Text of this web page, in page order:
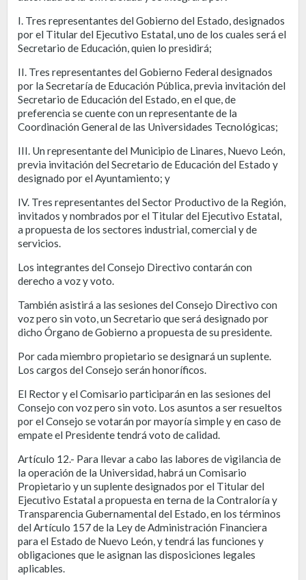
I. Tres representantes del Gobierno del Estado, designados
por el Titular del Ejecutivo Estatal, uno de los cuales será el
Secretario de Educación, quien lo presidirá;
II. Tres representantes del Gobierno Federal designados
por la Secretaría de Educación Pública, previa invitación del
Secretario de Educación del Estado, en el que, de
preferencia se cuente con un representante de la
Coordinación General de las Universidades Tecnológicas;
III. Un representante del Municipio de Linares, Nuevo León,
previa invitación del Secretario de Educación del Estado y
designado por el Ayuntamiento; y
IV. Tres representantes del Sector Productivo de la Región,
invitados y nombrados por el Titular del Ejecutivo Estatal,
a propuesta de los sectores industrial, comercial y de
servicios.
Los integrantes del Consejo Directivo contarán con
derecho a voz y voto.
También asistirá a las sesiones del Consejo Directivo con
voz pero sin voto, un Secretario que será designado por
dicho Órgano de Gobierno a propuesta de su presidente.
Por cada miembro propietario se designará un suplente.
Los cargos del Consejo serán honoríficos.
El Rector y el Comisario participarán en las sesiones del
Consejo con voz pero sin voto. Los asuntos a ser resueltos
por el Consejo se votarán por mayoría simple y en caso de
empate el Presidente tendrá voto de calidad.
Artículo 12.- Para llevar a cabo las labores de vigilancia de
la operación de la Universidad, habrá un Comisario
Propietario y un suplente designados por el Titular del
Ejecutivo Estatal a propuesta en terna de la Contraloría y
Transparencia Gubernamental del Estado, en los términos
del Artículo 157 de la Ley de Administración Financiera
para el Estado de Nuevo León, y tendrá las funciones y
obligaciones que le asignan las disposiciones legales
aplicables.